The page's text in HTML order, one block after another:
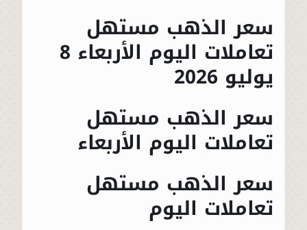
سعر الذهب مستهل
تعاملات اليوم الأربعاء 8
يوليو 2026
سعر الذهب مستهل
تعاملات اليوم الأربعاء
سعر الذهب مستهل
تعاملات اليوم